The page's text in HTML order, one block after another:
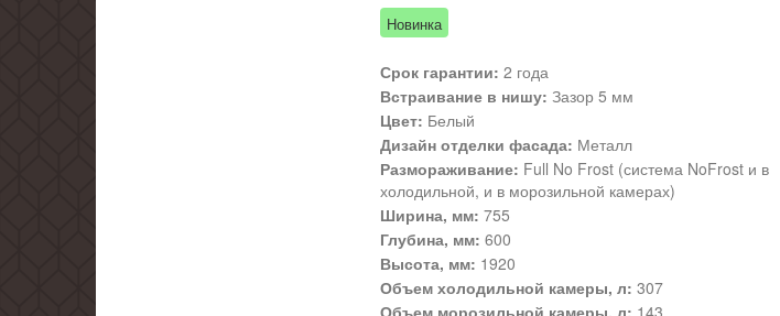
Новинка
Срок гарантии: 2 года
Встраивание в нишу: Зазор 5 мм
Цвет: Белый
Дизайн отделки фасада: Металл
Размораживание: Full No Frost (система NoFrost и в
холодильной, и в морозильной камерах)
Ширина, мм: 755
Глубина, мм: 600
Высота, мм: 1920
Объем холодильной камеры, л: 307